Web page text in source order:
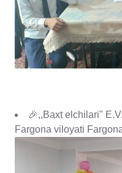
🎉,,Baxt elchilari"
Fargona viloyati